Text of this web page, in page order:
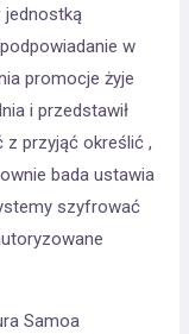
jednostką
w
promocje żyje
i przedstawił
przyjąć określić ,
bada ustawia
szyfrować
Samoa